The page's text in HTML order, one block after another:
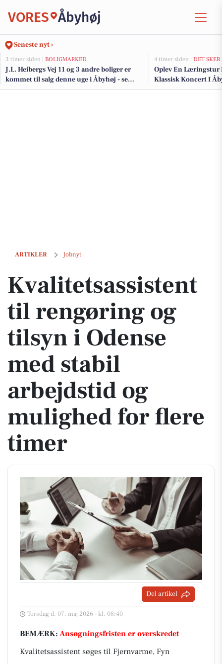
VORES Åbyhøj
Seneste nyt ›
3 timer siden | BOLIGMARKED
J.L. Heibergs Vej 11 og 3 andre boliger er
kommet til salg denne uge i Åbyhøj - se
boligerne her.
4 timer siden | DET SKER
Oplev En Læringstur
Klassisk Koncert I
ARTIKLER Jobnyt
Kvalitetsassistent til rengøring og tilsyn i Odense med stabil
Kvalitetsassistent
til rengøring og
tilsyn i Odense
med stabil
arbejdstid og
mulighed for flere
timer
Del artikel
Torsdag d. 07. maj 2026 - kl. 08:40
BEMÆRK: Ansøgningsfristen er overskredet
Kvalitetsassistent søges til Fjernvarme, Fyn